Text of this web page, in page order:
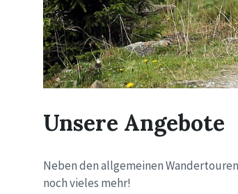
Unsere Angebote
Neben den allgemeinen
noch vieles mehr!